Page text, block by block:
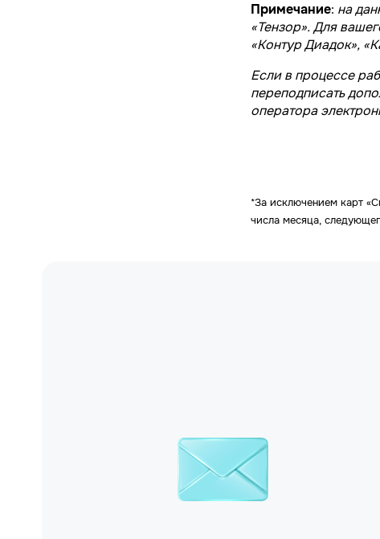
Примечание: на
«Тензор». Для
«Контур Диадок»,
Если в процессе
переподписать
оператора
*За исключением карт
числа месяца,